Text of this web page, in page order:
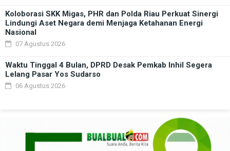
Koloborasi SKK Migas, PHR dan Polda Riau Perkuat Sinergi
Lindungi Aset Negara demi Menjaga Ketahanan Energi
Nasional
07 Agustus 2026
Waktu Tinggal 4 Bulan, DPRD Desak Pemkab Inhil Segera
Lelang Pasar Yos Sudarso
06 Agustus 2026